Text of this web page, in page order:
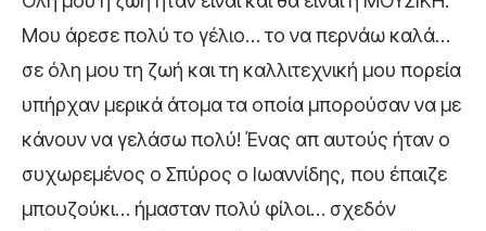
Μου άρεσε πολύ το γέλιο… το να περνάω καλά…
σε όλη μου τη ζωή και τη καλλιτεχνική μου πορεία
υπήρχαν μερικά άτομα τα οποία μπορούσαν να με
κάνουν να γελάσω πολύ! Ένας απ αυτούς ήταν ο
συχωρεμένος ο Σπύρος ο Ιωαννίδης, που έπαιζε
μπουζούκι… ήμασταν πολύ φίλοι… σχεδόν